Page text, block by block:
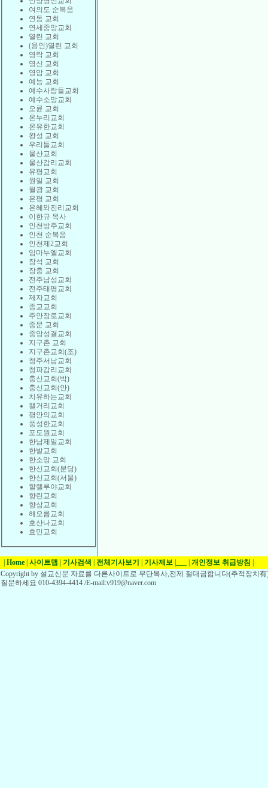
여의도 순복음
연동 교회
연세중앙교회
열린 교회
(용인)열린 교회
영락 교회
영신 교회
영암 교회
예능 교회
예수사람들교회
예수소망교회
오륜 교회
온누리교회
온유한교회
왕성 교회
우리들교회
울산교회
울산감리교회
유평교회
원일 교회
월광 교회
은평 교회
은혜와진리교회
이한규 목사
인천방주교회
인천 순복음
인천제2교회
임마누엘교회
장석 교회
장충 교회
전주남성교회
전주태평교회
제자교회
종교교회
주안장로교회
중문 교회
중앙성결교회
지구촌 교회
지구촌교회(조)
청주서남교회
청파감리교회
충신교회(박)
충신교회(안)
치유하는교회
캘거리교회
평안의교회
풍성한교회
포도원교회
한남제일교회
한밭교회
한소망 교회
한신교회(분당)
한신교회(서울)
할렐루야교회
향린교회
향상교회
해오름교회
호산나교회
효민교회
Home 사이트맵 기사검색 전체기사보기 기사제보 개인정보 취급방침
Copyright by 설교신문 자료를 다른사이트로 무단복사,전제 절대금합니다(추적장치
질문하세요 010-4394-4414 /E-mail:v919@naver.com